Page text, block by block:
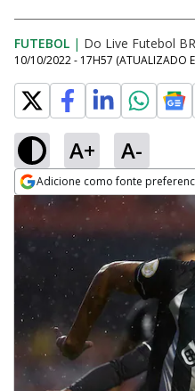
FUTEBOL | Do Live Futebol BR
10/10/2022 - 17H57 (ATUALIZADO
A+ A-
Adicione como fonte
Opens in new window